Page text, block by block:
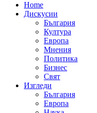
Home
Дискусии
България
Култура
Европа
Мнения
Политика
Бизнес
Свят
Изгледи
България
Европа